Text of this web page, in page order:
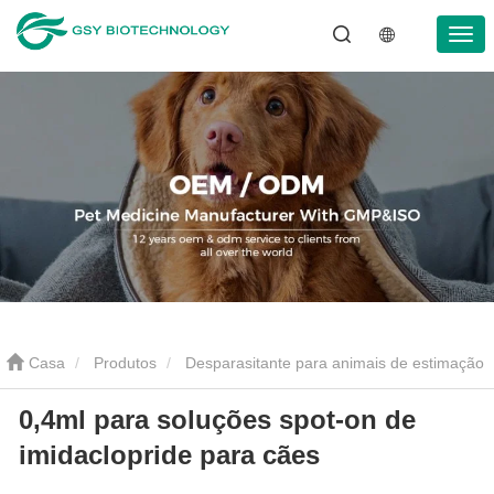
Casa Produtos Desparasitante para animais de estimação
Gotas de desparasitação para animais de estimação
para soluções spot-on de imidaclopride para cães
0,4ml para soluções spot-on de
imidaclopride para cães